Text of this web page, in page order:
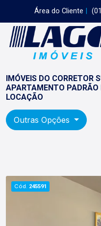
Área do Cliente
IMÓVEIS DO CORRETOR
APARTAMENTO PADRÃO
LOCAÇÃO
Outras Opções
Cód. 245591